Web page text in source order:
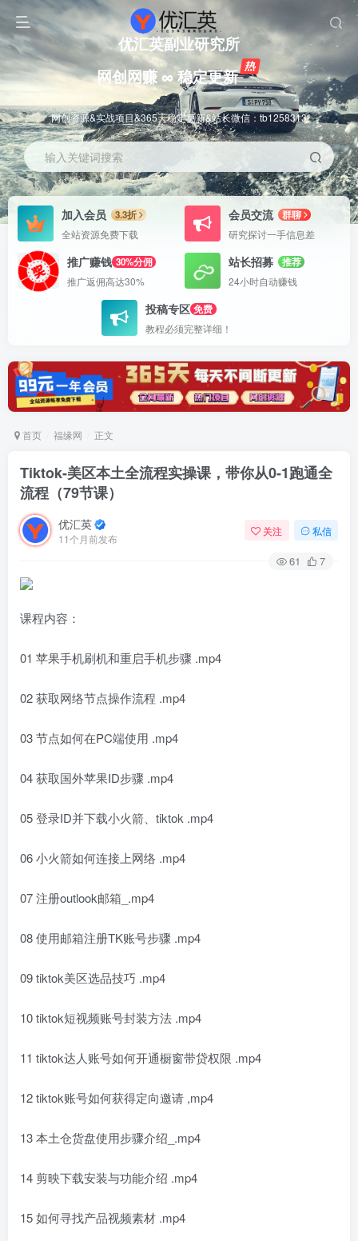
优汇英副业研究所
网创网赚 ∞ 稳定更新
网创资源&实战项目&365天稳定更新&站长微信：tb1258313
输入关键词搜索
加入会员
3.3折
全站资源免费下载
会员交流
群聊
研究探讨一手信息差
推广赚钱 30%分佣
推广返佣高达30%
站长招募
推荐
24小时自动赚钱
投稿专区 免费
教程必须完整详细！
首页 福缘网 正文
Tiktok-美区本土全流程实操课，带你从0-1跑通全
流程（79节课）
优汇英
11个月前发布
关注 私信
61 7
课程内容：
01 苹果手机刷机和重启手机步骤 .mp4
02 获取网络节点操作流程 .mp4
03 节点如何在PC端使用 .mp4
04 获取国外苹果ID步骤 .mp4
05 登录ID并下载小火箭、tiktok .mp4
06 小火箭如何连接上网络 .mp4
07 注册outlook邮箱_.mp4
08 使用邮箱注册TK账号步骤 .mp4
09 tiktok美区选品技巧 .mp4
10 tiktok短视频账号封装方法 .mp4
11 tiktok达人账号如何开通橱窗带贷权限 .mp4
12 tiktok账号如何获得定向邀请 ,mp4
13 本土仓货盘使用步骤介绍_.mp4
14 剪映下载安装与功能介绍 .mp4
15 如何寻找产品视频素材 .mp4